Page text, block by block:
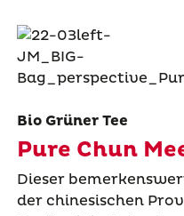
Bio Grüner Tee
Pure Chun
Dieser
der chinesischen